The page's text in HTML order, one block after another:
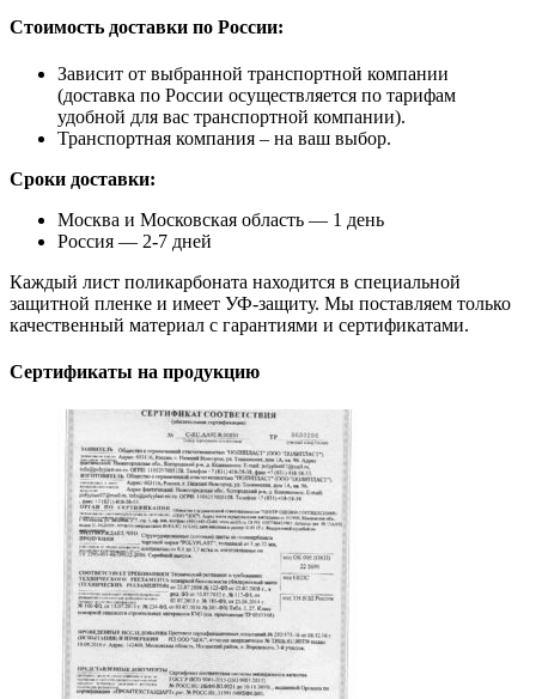
Стоимость доставки по России:
Зависит от выбранной транспортной компании
(доставка по России осуществляется по тарифам
удобной для вас транспортной компании).
Транспортная компания – на ваш выбор.
Сроки доставки:
Москва и Московская область — 1 день
Россия — 2-7 дней
Каждый лист поликарбоната находится в специальной
защитной пленке и имеет УФ-защиту. Мы поставляем только
качественный материал с гарантиями и сертификатами.
Сертификаты на продукцию